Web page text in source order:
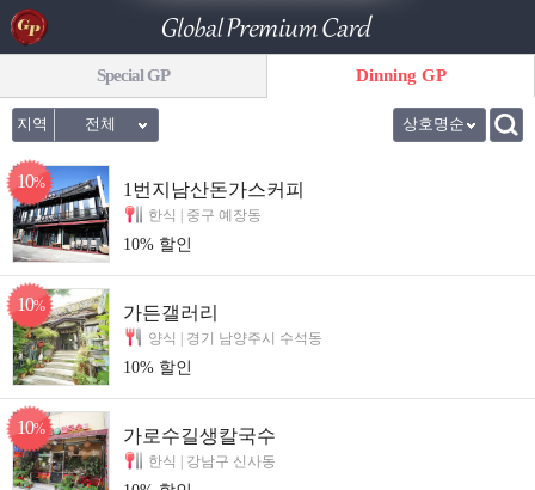
Special GP Dinning GP
지역 전체 상호명순
10% 1번지남산돈가스커피
한식 | 중구 예장동
10% 할인
10% 가든갤러리
양식 | 경기 남양주시 수석동
10% 할인
10% 가로수길생칼국수
한식 | 강남구 신사동